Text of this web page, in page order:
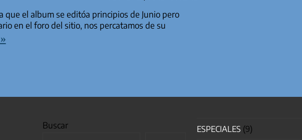
que el album se editóa principios de Junio pero
en el foro del sitio, nos percatamos de su
ENTRADAS
Buscar ESPECIALES (9)